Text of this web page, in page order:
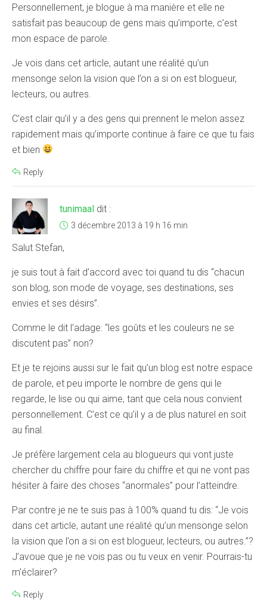
Personnellement, je blogue à ma manière et elle ne
satisfait pas beaucoup de gens mais qu’importe, c’est
mon espace de parole.
Je vois dans cet article, autant une réalité qu’un
mensonge selon la vision que l’on a si on est blogueur,
lecteurs, ou autres.
C’est clair qu’il y a des gens qui prennent le melon assez
rapidement mais qu’importe continue à faire ce que tu fais
et bien
Reply
tunimaal dit :
3 décembre 2013 à 19 h 16 min
Salut Stefan,
je suis tout à fait d’accord avec toi quand tu dis “chacun
son blog, son mode de voyage, ses destinations, ses
envies et ses désirs”.
Comme le dit l’adage: “les goûts et les couleurs ne se
discutent pas” non?
Et je te rejoins aussi sur le fait qu’un blog est notre espace
de parole, et peu importe le nombre de gens qui le
regarde, le lise ou qui aime, tant que cela nous convient
personnellement. C’est ce qu’il y a de plus naturel en soit
au final.
Je préfère largement cela au blogueurs qui vont juste
chercher du chiffre pour faire du chiffre et qui ne vont pas
hésiter à faire des choses “anormales” pour l’atteindre.
Par contre je ne te suis pas à 100% quand tu dis: “Je vois
dans cet article, autant une réalité qu’un mensonge selon
la vision que l’on a si on est blogueur, lecteurs, ou autres.”?
J’avoue que je ne vois pas ou tu veux en venir. Pourrais-tu
m’éclairer?
Reply